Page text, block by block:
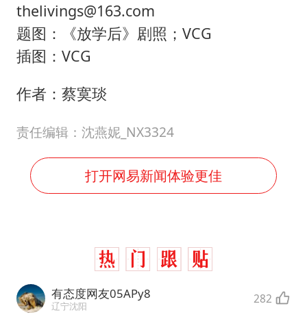
thelivings@163.com
题图：《放学后》剧照；VCG
插图：VCG
作者：蔡寞琰
责任编辑：沈燕妮_NX3324
打开网易新闻体验更佳
有态度网友05APy8
辽宁沈阳 282